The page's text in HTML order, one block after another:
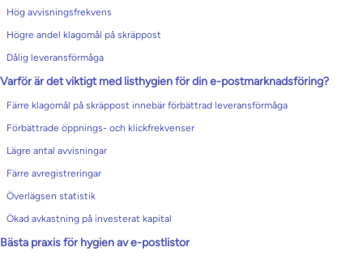
Hög avvisningsfrekvens
Högre andel klagomål på skräppost
Dålig leveransförmåga
Varför är det viktigt med listhygien för din e-postmarknadsföring?
Färre klagomål på skräppost innebär förbättrad leveransförmåga
Förbättrade öppnings- och klickfrekvenser
Lägre antal avvisningar
Färre avregistreringar
Överlägsen statistik
Ökad avkastning på investerat kapital
Bästa praxis för hygien av e-postlistor